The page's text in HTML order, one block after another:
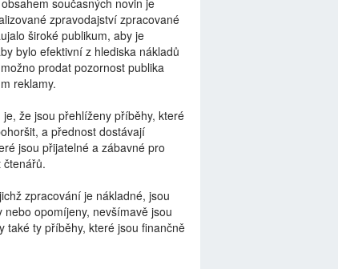
současných novin je
zpravodajství zpracované
široké publikum, aby je
bylo efektivní z hlediska nákladů
prodat pozornost publika
reklamy.
je, že jsou přehlíženy příběhy, které
a přednost dostávají
jsou přijatelné a zábavné pro
čtenářů.
zpracování je nákladné, jsou
nebo opomíjeny, nevšímavě jsou
také ty příběhy, které jsou finančně